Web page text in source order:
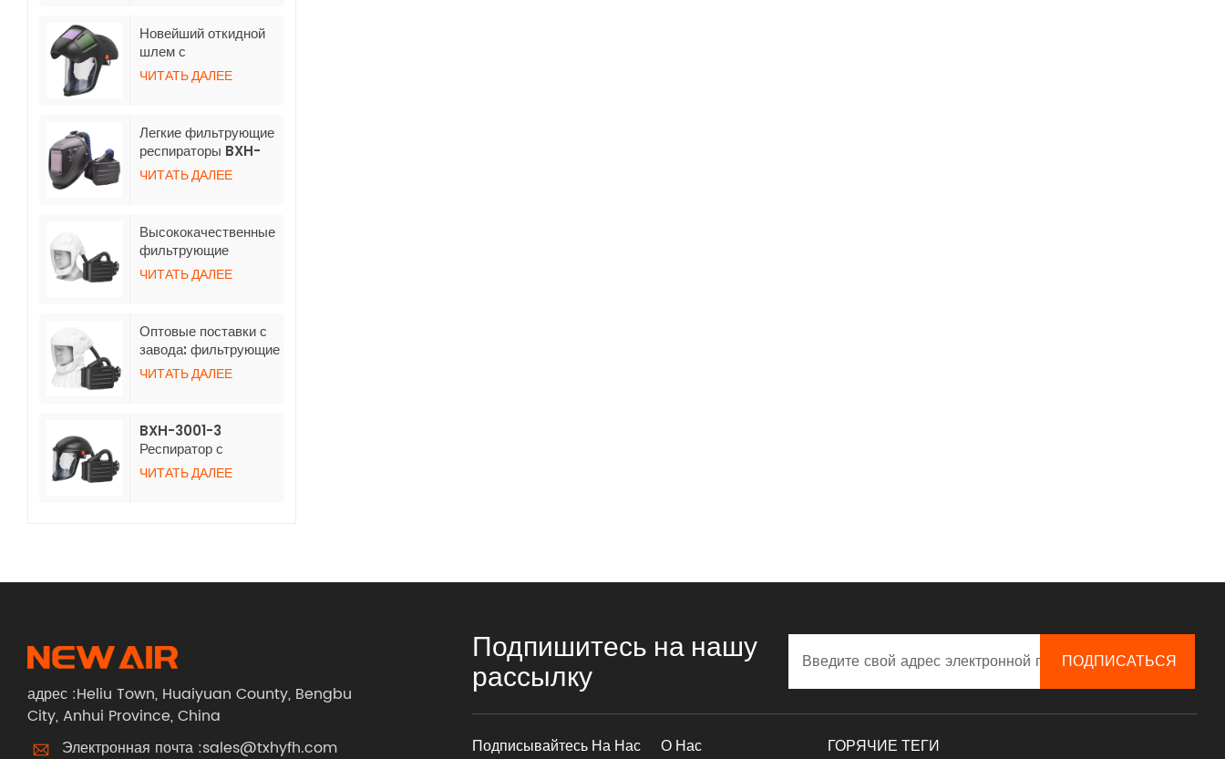
Новейший откидной
шлем с
автоматическим
затемнением для
принудительной
очисткой воздуха
ЧИТАТЬ ДАЛЕЕ
Легкие фильтрующие
респираторы BXH-
3001 TH3 с
индивидуальным
сварочным шлемом
ЧИТАТЬ ДАЛЕЕ
Высококачественные
фильтрующие
респираторы BXH-
3001-5 с коротким
ЧИТАТЬ ДАЛЕЕ
Оптовые поставки с
завода: фильтрующие
респираторы BXH-
3001-4 с нетканым
ЧИТАТЬ ДАЛЕЕ
BXH-3001-3
Респиратор с
положительным
давлением воздуха и
ЧИТАТЬ ДАЛЕЕ
адрес :Heliu Town, Huaiyuan County, Bengbu
City, Anhui Province, China
Электронная почта :sales@txhyfh.com
Подпишитесь на нашу
рассылку
Подписывайтесь На Нас О Нас ГОРЯЧИЕ ТЕГИ